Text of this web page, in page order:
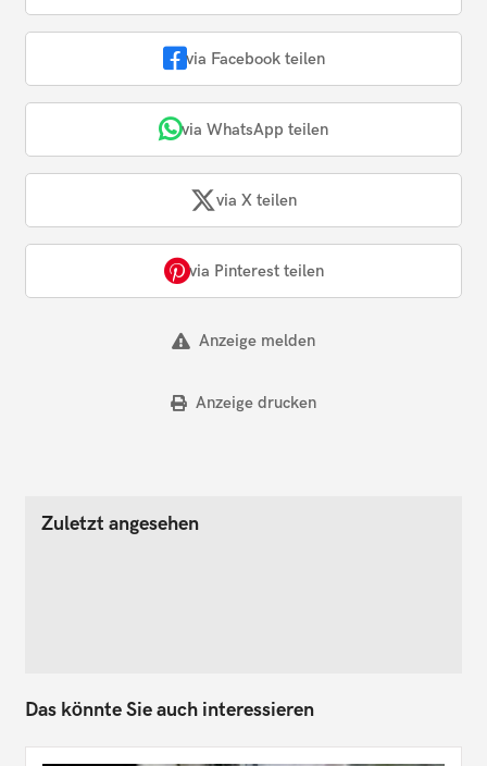
via Facebook teilen
via WhatsApp teilen
via X teilen
via Pinterest teilen
Anzeige melden
Anzeige drucken
Zuletzt angesehen
Das könnte Sie auch interessieren